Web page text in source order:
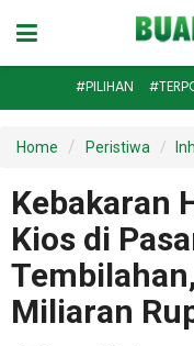
#PILIHAN
Home Peristiwa
Kebakaran
Kios di
Miliaran